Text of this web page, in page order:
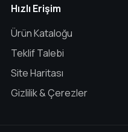
Hızlı Erişim
Ürün Kataloğu
Teklif Talebi
Site Haritası
Gizlilik & Çerezler